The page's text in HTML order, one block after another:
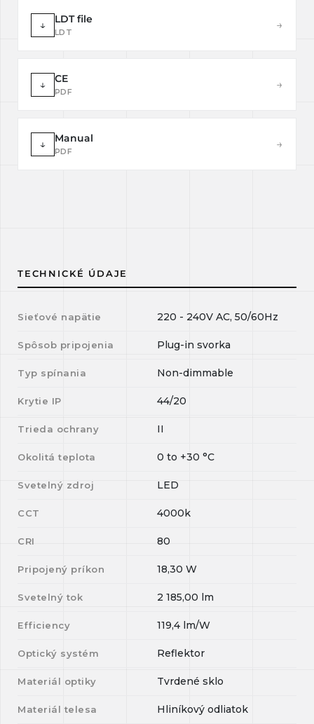
↓ LDT file
LDT
→
↓ CE
PDF
→
↓ Manual
PDF
→
TECHNICKÉ ÚDAJE
Sieťové napätie 220 - 240V AC, 50/60Hz
Spôsob pripojenia Plug-in svorka
Typ spínania Non-dimmable
Krytie IP 44/20
Trieda ochrany II
Okolitá teplota 0 to +30 °C
Svetelný zdroj LED
CCT 4000k
CRI 80
Pripojený príkon 18,30 W
Svetelný tok 2 185,00 lm
Efficiency 119,4 lm/W
Optický systém Reflektor
Materiál optiky Tvrdené sklo
Materiál telesa Hliníkový odliatok